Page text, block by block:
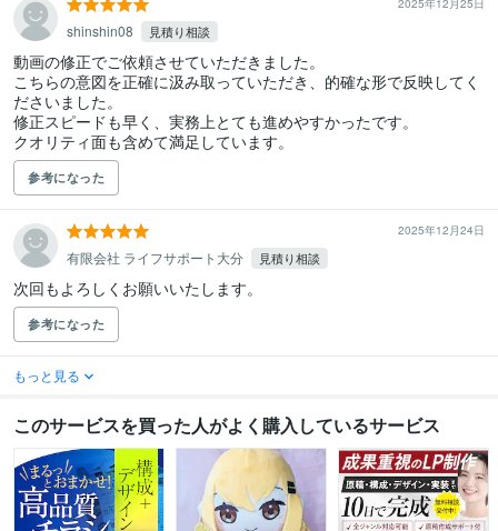
2025年12月25日
shinshin08 見積り相談
動画の修正でご依頼させていただきました。
こちらの意図を正確に汲み取っていただき、的確な形で反映してく
ださいました。
修正スピードも早く、実務上とても進めやすかったです。
クオリティ面も含めて満足しています。
参考になった
2025年12月24日
有限会社 ライフサポート大分 見積り相談
次回もよろしくお願いいたします。
参考になった
もっと見る
このサービスを買った人がよく購入しているサービス